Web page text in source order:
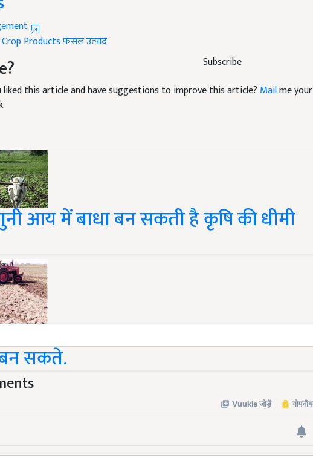
Subscribe
Crop Productsफसल उत्पाद
liked this article and have suggestions to improve this article? Mailme your
आय में बाधा बन सकती है कृषि की धीमी
करने वाले बच्चे ही सिर्फ डॉक्टर या
सकते.